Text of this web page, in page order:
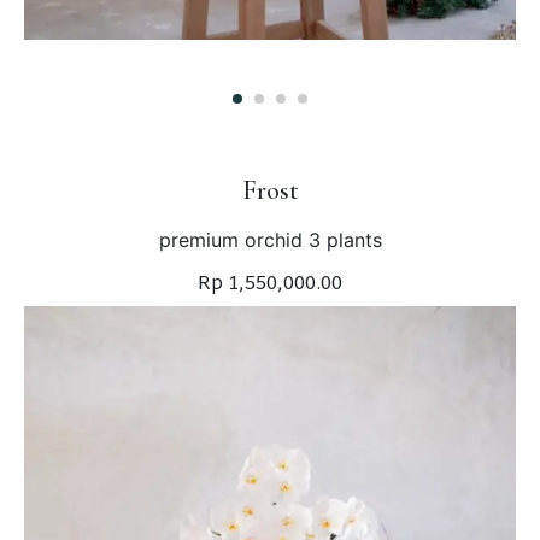
Frost
premium orchid 3 plants
Rp 1,550,000.00